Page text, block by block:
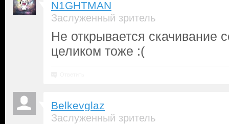
N1GHTMAN
Заслуженный зритель
Не открывается скачивание
целиком тоже :(
Belkevglaz
Заслуженный зритель